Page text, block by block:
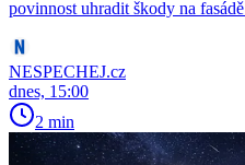
povinnost uhradit škody na
NESPECHEJ.cz
dnes, 15:00
2 min